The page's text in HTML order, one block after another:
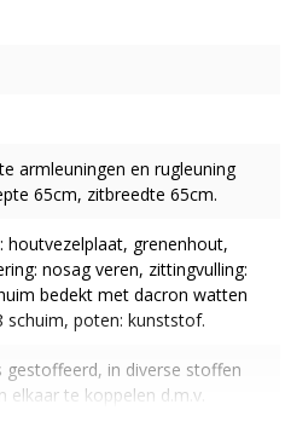
armleuningen en rugleuning
65cm, zitbreedte 65cm.
houtvezelplaat, grenenhout,
nosag veren, zittingvulling:
bedekt met dacron watten
schuim, poten: kunststof.
in diverse stoffen
elkaar te koppelen d.m.v.